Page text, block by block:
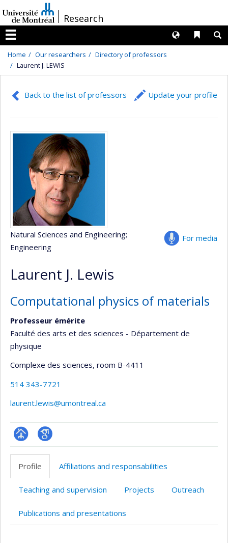
au
contenu
/Research
Menu
Liens
Langues
Home Our researchers
Directory of professors
Laurent J. LEWIS
Back to the list of professors Update your profile
For media
Natural Sciences and Engineering;
Engineering
Laurent J. Lewis
Computational physics of materials
Professeur émérite
Faculté des arts et des sciences - Département de
physique
Complexe des sciences, room B-4411
514 343-7721
laurent.lewis@umontreal.ca
Page
professionnelle
Google
Profile Affiliations and responsabilities
Teaching and supervision Projects Outreach
Publications and presentations